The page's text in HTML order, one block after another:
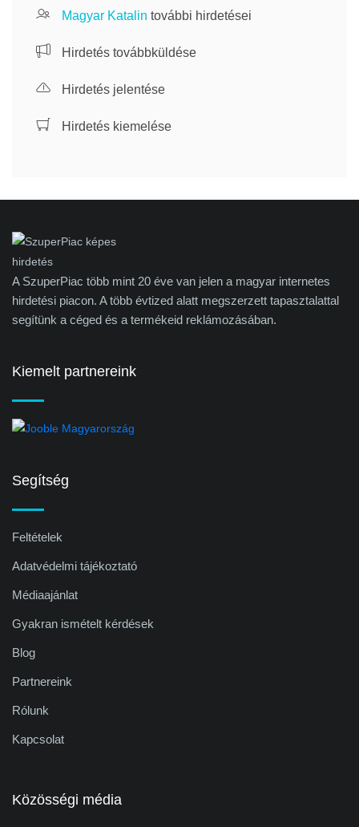
Magyar Katalin további hirdetései
Hirdetés továbbküldése
Hirdetés jelentése
Hirdetés kiemelése
A SzuperPiac több mint 20 éve van jelen a magyar internetes
hirdetési piacon. A több évtized alatt megszerzett tapasztalattal
segítünk a céged és a termékeid reklámozásában.
Kiemelt partnereink
Segítség
Feltételek
Adatvédelmi tájékoztató
Médiaajánlat
Gyakran ismételt kérdések
Blog
Partnereink
Rólunk
Kapcsolat
Közösségi média